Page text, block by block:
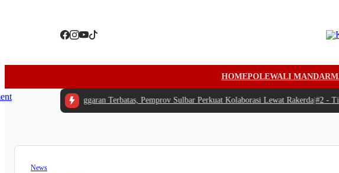
HOMEPOLEWALI MANDAR
#1 - Di Tengah Anggaran Terbatas, Pemprov Sulbar Perkuat Kolaborasi Lewat Rakerda|#2 -Tim
News